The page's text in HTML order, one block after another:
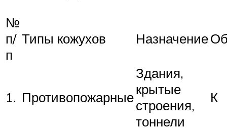
№
п/
п
Типы кожухов Назначение
1. Противопожарные
Здания,
крытые
строения,
тоннели
К